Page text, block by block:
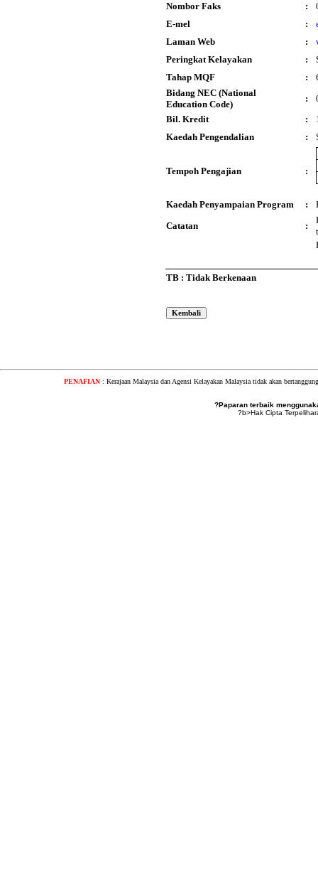
Nombor Faks
:
E-mel
:
Laman Web
:
Peringkat Kelayakan
:
Tahap MQF
:
Bidang NEC (National
Education Code)
:
Bil. Kredit
:
Kaedah Pengendalian
:
Tempoh Pengajian :
Kaedah Penyampaian Program :
Catatan
:
TB : Tidak Berkenaan
PENAFIAN : Kerajaan Malaysia dan Agensi Kelayakan Malaysia tidak akan
?Paparan terbaik
?b>Hak Cipta